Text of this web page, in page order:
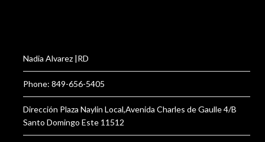
Nadia Alvarez |RD
Phone: 849-656-5405
Dirección Plaza Naylin Local,Avenida Charles de Gaulle 4/B
Santo Domingo Este 11512